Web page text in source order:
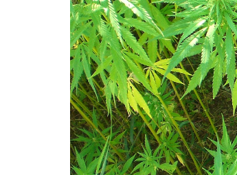
ADDIO BOLLETTE SALATE?